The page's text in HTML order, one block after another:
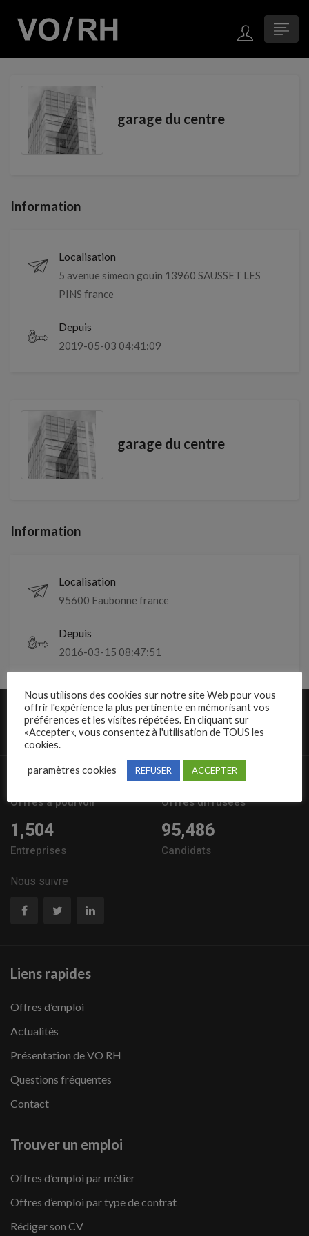
garage du centre
Information
Localisation
5 avenue simeon gouin 13960 SAUSSET LES
PINS france
Depuis
2019-05-03 04:41:09
garage du centre
Information
Localisation
95600 Eaubonne france
Depuis
2016-03-15 08:47:51
10,389
Offres à pourvoir
57235
Offres diffusées
1,504
Entreprises
95,486
Candidats
Nous suivre
Liens rapides
Offres d’emploi
Actualités
Présentation de VO RH
Questions fréquentes
Contact
Trouver un emploi
Offres d’emploi par métier
Offres d’emploi par type de contrat
Rédiger son CV
Nous utilisons des cookies sur notre site Web pour vous
offrir l'expérience la plus pertinente en mémorisant vos
préférences et les visites répétées. En cliquant sur
«Accepter», vous consentez à l'utilisation de TOUS les
cookies.
paramètres cookies REFUSER ACCEPTER